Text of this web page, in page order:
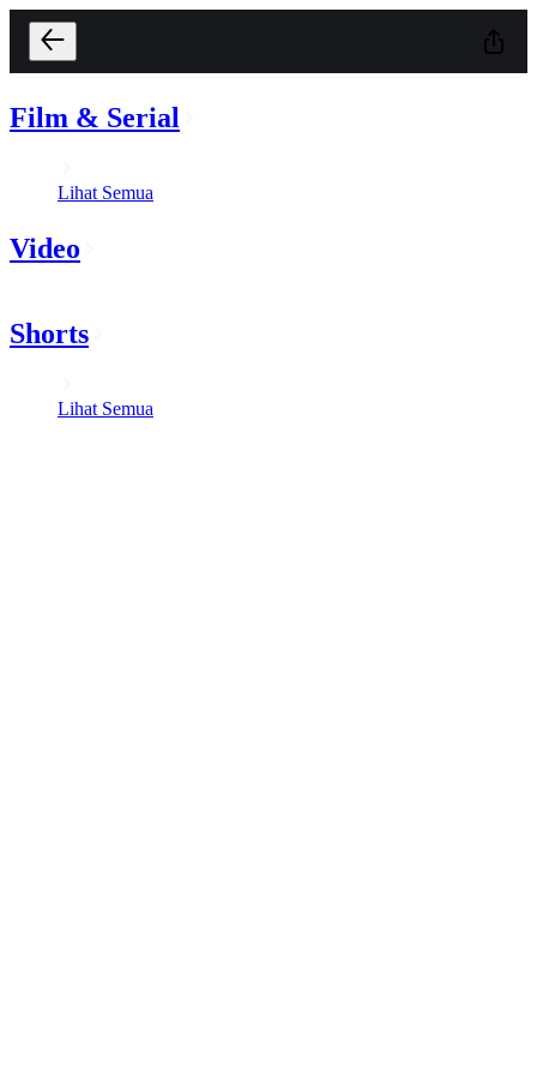
Film & Serial
Lihat Semua
Video
Shorts
Lihat Semua